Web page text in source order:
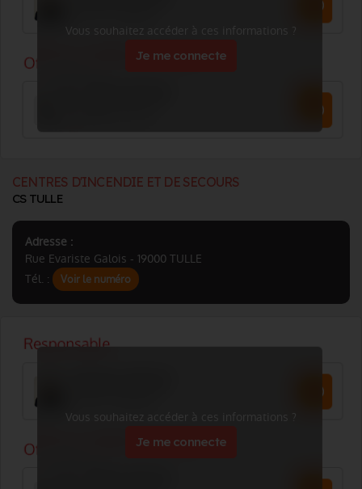
Vous souhaitez accéder à ces informations ?
Je me connecte
CENTRES D'INCENDIE ET DE SECOURS
CS TULLE
Adresse :
Rue Evariste Galois - 19000 TULLE
Tél. :
Voir le numéro
Vous souhaitez accéder à ces informations ?
Je me connecte